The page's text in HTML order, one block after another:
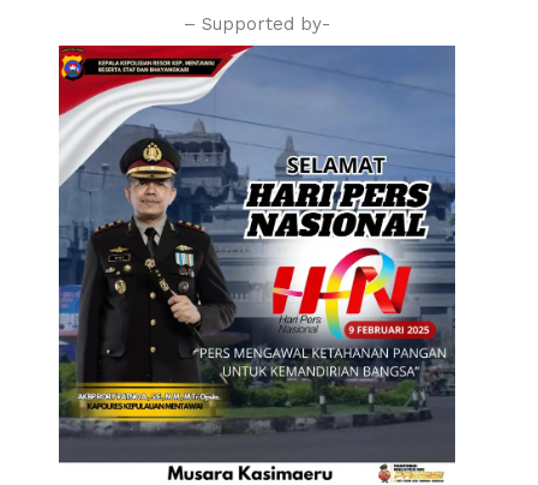
– Supported by-